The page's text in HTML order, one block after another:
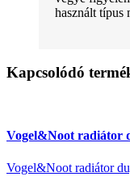
használt típus
Kapcsolódó
Vogel&Noot radiátor
Vogel&Noot radiátor